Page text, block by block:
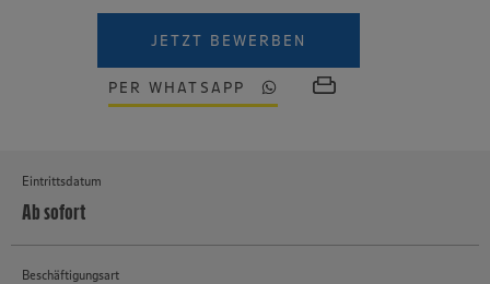
JETZT BEWERBEN
PER WHATSAPP
Eintrittsdatum
Ab sofort
Beschäftigungsart